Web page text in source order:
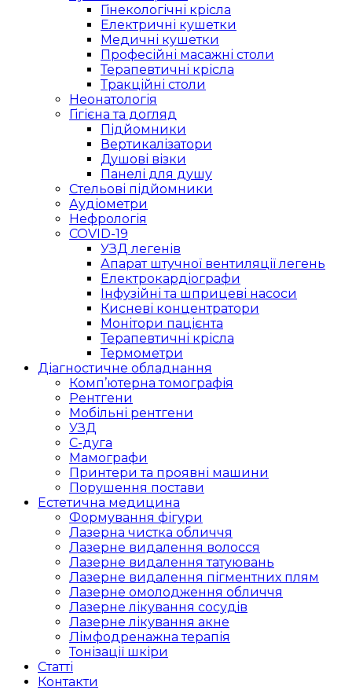
Гінекологічні крісла
Електричні кушетки
Медичні кушетки
Професійні масажні столи
Терапевтичні крісла
Тракційні столи
Неонатологія
Гігієна та догляд
Підйомники
Вертикалізатори
Душові візки
Панелі для душу
Стельові підйомники
Аудіометри
Нефрологія
COVID-19
УЗД легенів
Апарат штучної вентиляції легень
Електрокардіографи
Інфузійні та шприцеві насоси
Кисневі концентратори
Монітори пацієнта
Терапевтичні крісла
Термометри
Діагностичне обладнання
Комп’ютерна томографія
Рентгени
Мобільні рентгени
УЗД
С-дуга
Мамографи
Принтери та проявні машини
Порушення постави
Естетична медицина
Формування фігури
Лазерна чистка обличчя
Лазерне видалення волосся
Лазерне видалення татуювань
Лазерне видалення пігментних плям
Лазерне омолодження обличчя
Лазерне лікування сосудів
Лазерне лікування акне
Лімфодренажна терапія
Тонізації шкіри
Статті
Контакти